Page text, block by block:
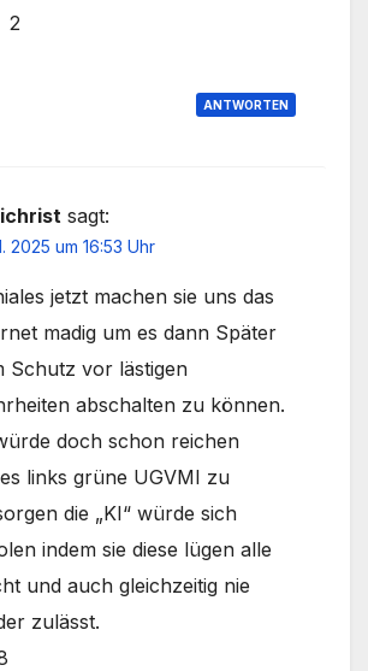
2
ANTWORTEN
sagt:
2025 um 16:53 Uhr
jetzt machen sie uns das
madig um es dann Später
Schutz vor lästigen
abschalten zu können.
doch schon reichen
links grüne UGVMI zu
die „KI“ würde sich
indem sie diese lügen alle
und auch gleichzeitig nie
zulässt.